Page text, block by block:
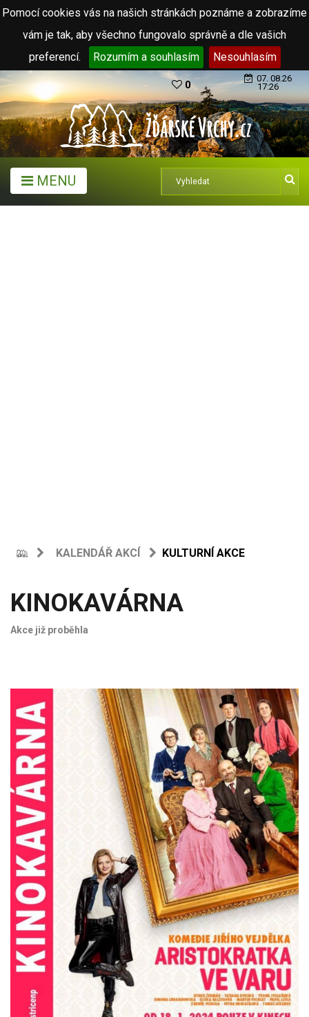
Pomocí cookies vás na našich stránkách poznáme a zobrazíme
vám je tak, aby všechno fungovalo správně a dle vašich
preferencí.
Rozumím a souhlasím Nesouhlasím
0
07. 08.26
17:26
MENU
KALENDÁŘ AKCÍ KULTURNÍ AKCE
KINOKAVÁRNA
Akce již proběhla